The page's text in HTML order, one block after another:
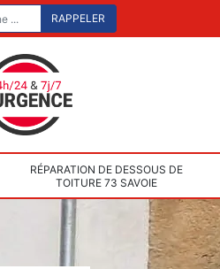
RÉPARATION DE DESSOUS DE
TOITURE 73 SAVOIE